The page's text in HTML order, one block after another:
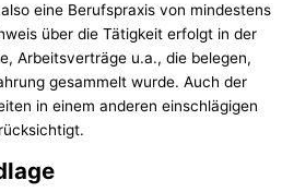
eine Berufspraxis von mindestens
über die Tätigkeit erfolgt in der
Arbeitsverträge u.a., die belegen,
gesammelt wurde. Auch der
in einem anderen einschlägigen